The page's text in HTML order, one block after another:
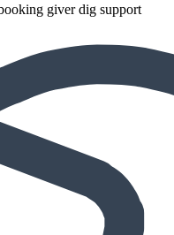
giver dig support